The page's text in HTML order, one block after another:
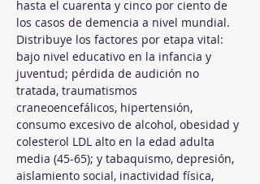
hasta el cuarenta y cinco por ciento de
los casos de demencia a nivel mundial.
Distribuye los factores por etapa vital:
bajo nivel educativo en la infancia y
juventud; pérdida de audición no
tratada, traumatismos
craneoencefálicos, hipertensión,
consumo excesivo de alcohol, obesidad y
colesterol LDL alto en la edad adulta
media (45-65); y tabaquismo, depresión,
aislamiento social, inactividad física,